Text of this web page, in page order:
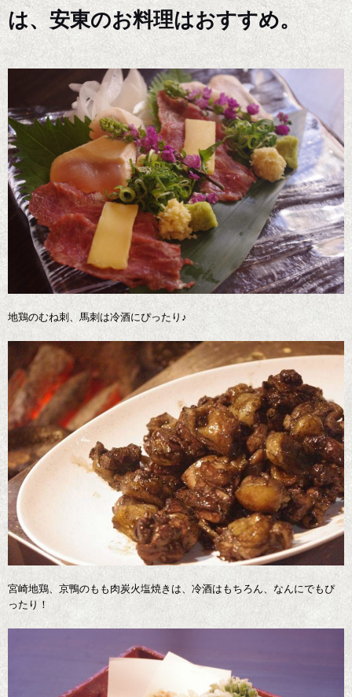
は、安東のお料理はおすすめ。
地鶏のむね刺、馬刺は冷酒にぴったり♪
宮崎地鶏、京鴨のもも肉炭火塩焼きは、冷酒はもちろん、なんにでもぴ
ったり！